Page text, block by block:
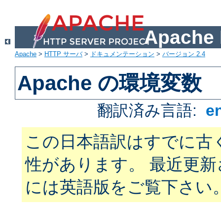
Apache
Apache > HTTP サーバ> ドキュメンテーション > バージョン 2.4
Apache の環境変数
翻訳済み言語:
この日本語訳はすでに古
性があります。 最近更
には英語版をご覧下さい